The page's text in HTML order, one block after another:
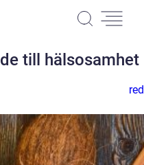
till hälsosamhet